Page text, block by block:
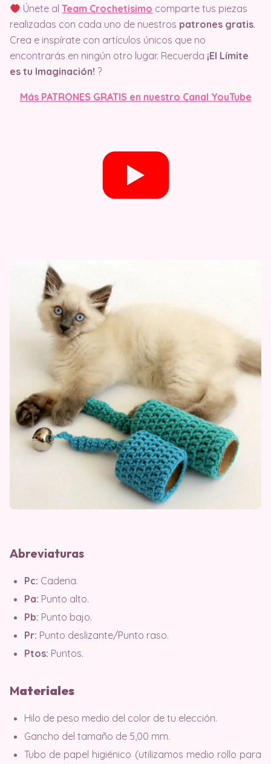
Únete alTeam Crochetisimo comparte tus piezas
realizadas con cada uno de nuestros patrones gratis.
Crea e inspírate con artículos únicos que no
encontrarás en ningún otro lugar. Recuerda ¡El Límite
es tu Imaginación! ?
Más PATRONES GRATIS en nuestro Canal YouTube
Abreviaturas
Pc: Cadena.
Pa: Punto alto.
Pb: Punto bajo.
Pr: Punto deslizante/Punto raso.
Ptos: Puntos.
Materiales
Hilo de peso medio del color de tu elección.
Gancho del tamaño de 5,00 mm.
Tubo de papel higiénico (utilizamos medio rollo para